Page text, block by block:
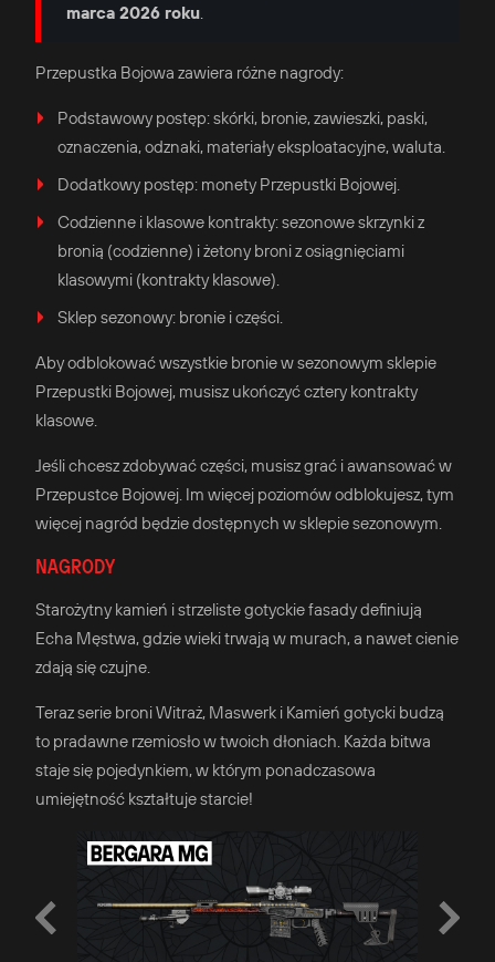
marca 2026 roku.
Przepustka Bojowa zawiera różne nagrody:
Podstawowy postęp: skórki, bronie, zawieszki, paski,
oznaczenia, odznaki, materiały eksploatacyjne, waluta.
Dodatkowy postęp: monety Przepustki Bojowej.
Codzienne i klasowe kontrakty: sezonowe skrzynki z
bronią (codzienne) i żetony broni z osiągnięciami
klasowymi (kontrakty klasowe).
Sklep sezonowy: bronie i części.
Aby odblokować wszystkie bronie w sezonowym sklepie
Przepustki Bojowej, musisz ukończyć cztery kontrakty
klasowe.
Jeśli chcesz zdobywać części, musisz grać i awansować w
Przepustce Bojowej. Im więcej poziomów odblokujesz, tym
więcej nagród będzie dostępnych w sklepie sezonowym.
NAGRODY
Starożytny kamień i strzeliste gotyckie fasady definiują
Echa Męstwa, gdzie wieki trwają w murach, a nawet cienie
zdają się czujne.
Teraz serie broni Witraż, Maswerk i Kamień gotycki budzą
to pradawne rzemiosło w twoich dłoniach. Każda bitwa
staje się pojedynkiem, w którym ponadczasowa
umiejętność kształtuje starcie!